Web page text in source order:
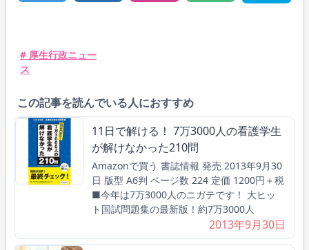
# 厚生行政ニュー
ス
この記事を読んでいる人におすすめ
11日で解ける！ 7万3000人の看護学生
が解けなかった210問
Amazonで買う 書誌情報 発売 2013年9月30
日 版型 A6判 ページ数 224 定価 1200円＋税
■今年は7万3000人のニガテです！ 大ヒッ
ト国試問題集の最新版！約7万3000人
2013年9月30日